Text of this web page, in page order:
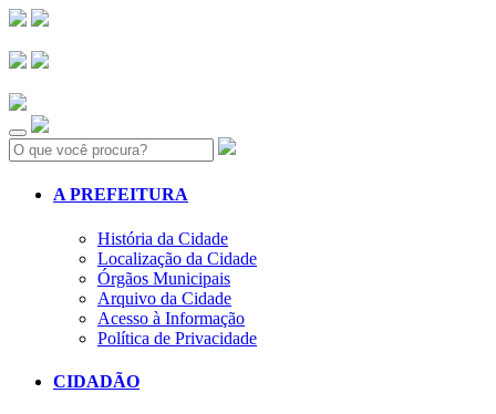
Search:
A PREFEITURA
História da Cidade
Localização da Cidade
Órgãos Municipais
Arquivo da Cidade
Acesso à Informação
Política de Privacidade
CIDADÃO